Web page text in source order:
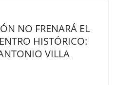
NO FRENARÁ EL
HISTÓRICO:
VILLA